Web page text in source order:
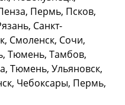
Пермь, Псков,
Санкт-
Смоленск, Сочи,
Тюмень, Тамбов,
Тюмень, Ульяновск,
Чебоксары, Пермь,